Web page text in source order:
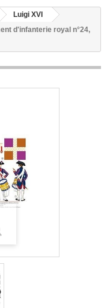
Luigi XVI
d'infanterie royal n°24,